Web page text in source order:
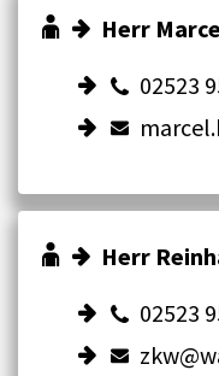
Herr
02523
Herr
02523